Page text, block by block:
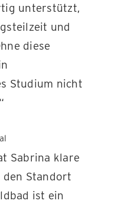
unterstützt,
und
diese
Studium nicht
Sabrina klare
den Standort
ist ein